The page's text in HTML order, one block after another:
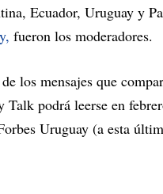
Ecuador, Uruguay y
fueron los moderadores.
de los mensajes que
Talk podrá leerse en
Uruguay (a esta